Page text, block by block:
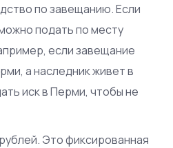
по завещанию. Если
подать по месту
если завещание
а наследник живет в
иск в Перми, чтобы не
Это фиксированная